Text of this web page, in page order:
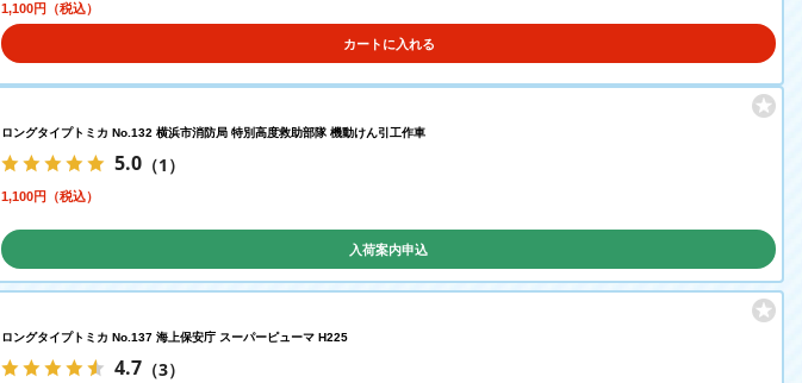
1,100円（税込）
カートに入れる
ロングタイプトミカ No.132 横浜市消防局 特別高度救助部隊 機動けん引工作車
5.0 （1）
1,100円（税込）
入荷案内申込
ロングタイプトミカ No.137 海上保安庁 スーパーピューマ H225
4.7 （3）